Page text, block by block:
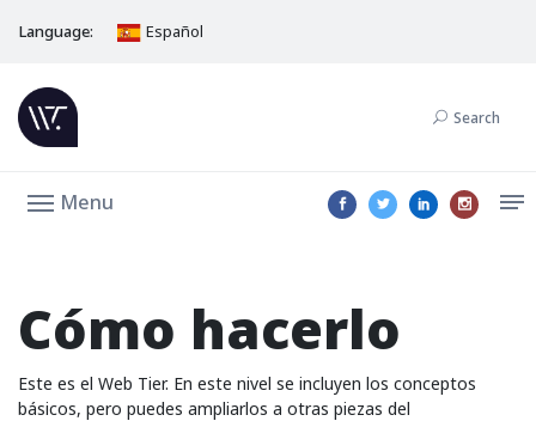
Language: Español
Search
Menu
Cómo hacerlo
Este es el Web Tier. En este nivel se incluyen los conceptos
básicos, pero puedes ampliarlos a otras piezas del